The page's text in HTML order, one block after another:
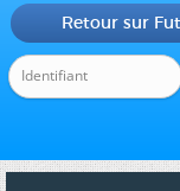
Retour sur